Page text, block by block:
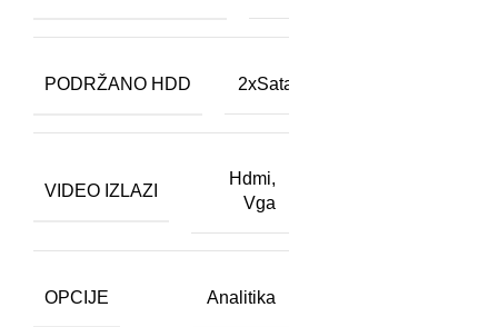
PODRŽANO HDD 2xSata
VIDEO IZLAZI
Hdmi,
Vga
OPCIJE Analitika